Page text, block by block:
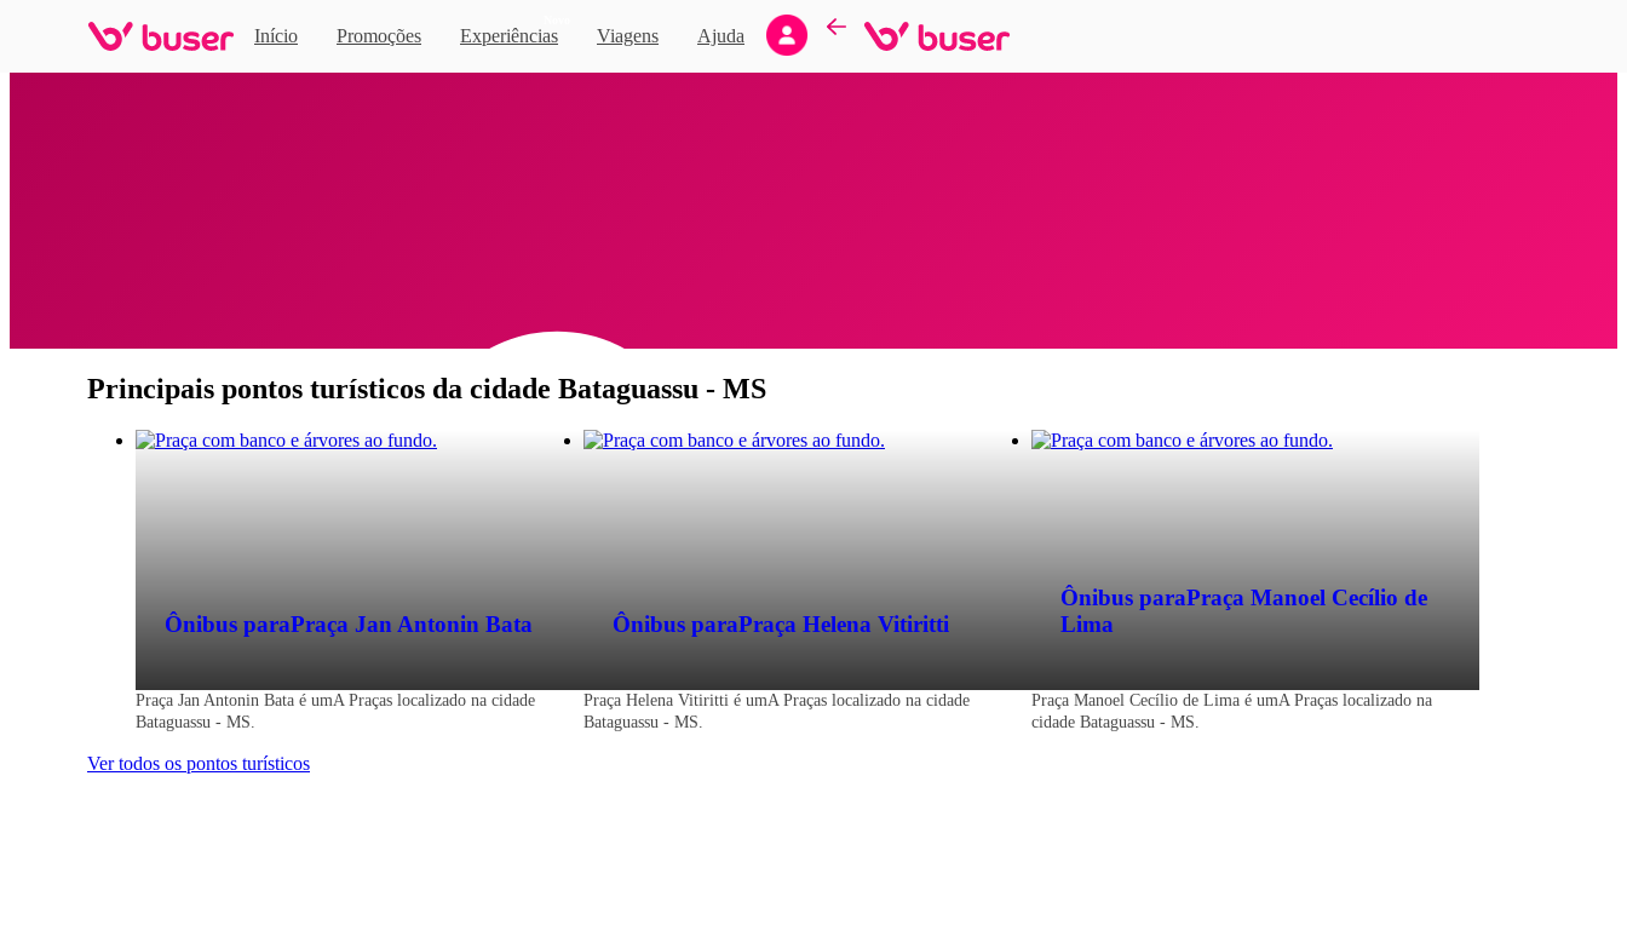
Início Promoções Experiências Viagens Ajuda
Home
Principais pontos turísticos da cidade Bataguassu - MS
Ônibus paraPraça Jan Antonin Bata
Praça Jan Antonin Bata é umA Praças localizado na cidade
Bataguassu - MS.
Ônibus paraPraça Helena Vitiritti
Praça Helena Vitiritti é umA Praças localizado na cidade
Bataguassu - MS.
Ônibus paraPraça Manoel Cecílio de
Lima
Praça Manoel Cecílio de Lima é umA Praças localizado na
cidade Bataguassu - MS.
Ver todos os pontos turísticos